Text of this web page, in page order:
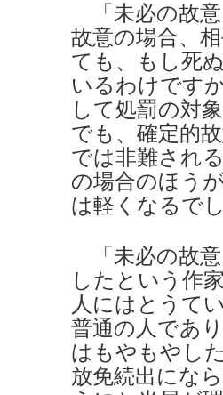
「未必の故意
故意の場合、
ても、もし死
いるわけです
して処罰の対
でも、確定的
では非難され
の場合のほう
は軽くなるで
「未必の故意
したという作
人にはとうて
普通の人であ
はもやもやし
放免続出にな